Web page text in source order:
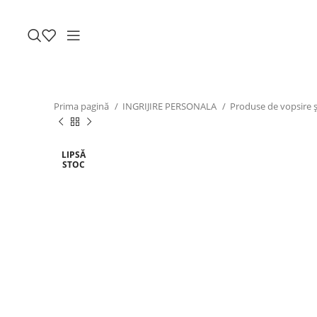
Prima pagină INGRIJIRE PERSONALA Produse de vopsire
LIPSĂ
STOC